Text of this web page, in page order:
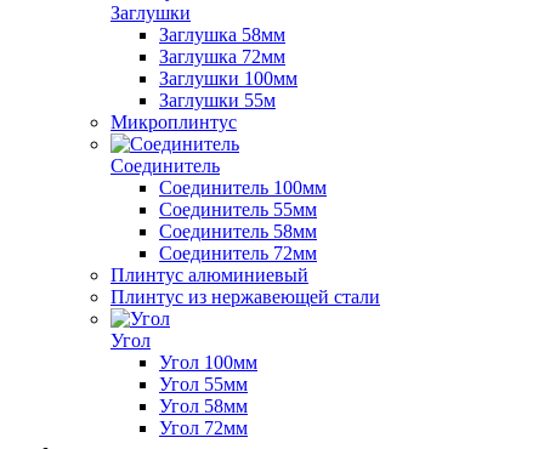
Заглушки
Заглушка 58мм
Заглушка 72мм
Заглушки 100мм
Заглушки 55м
Микроплинтус
Соединитель
Соединитель 100мм
Соединитель 55мм
Соединитель 58мм
Соединитель 72мм
Плинтус алюминиевый
Плинтус из нержавеющей стали
Угол
Угол 100мм
Угол 55мм
Угол 58мм
Угол 72мм